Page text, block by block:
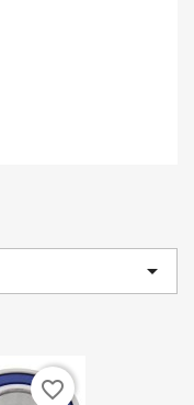

favorite_border